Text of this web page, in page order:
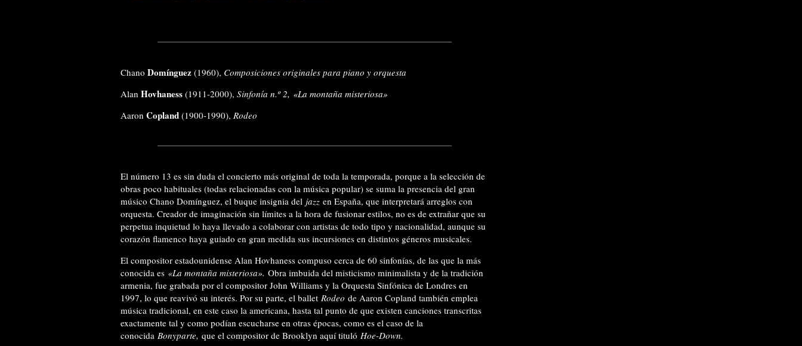
Chano Domínguez (1960), Composiciones originales para piano y orquesta
Alan Hovhaness (1911-2000), Sinfonía n.º 2, «La montaña misteriosa»
Aaron Copland (1900-1990), Rodeo
El número 13 es sin duda el concierto más original de toda la temporada, porque a la selección de
obras poco habituales (todas relacionadas con la música popular) se suma la presencia del gran
músico Chano Domínguez, el buque insignia del jazz en España, que interpretará arreglos con
orquesta. Creador de imaginación sin límites a la hora de fusionar estilos, no es de extrañar que su
perpetua inquietud lo haya llevado a colaborar con artistas de todo tipo y nacionalidad, aunque su
corazón flamenco haya guiado en gran medida sus incursiones en distintos géneros musicales.
El compositor estadounidense Alan Hovhaness compuso cerca de 60 sinfonías, de las que la más
conocida es «La montaña misteriosa». Obra imbuida del misticismo minimalista y de la tradición
armenia, fue grabada por el compositor John Williams y la Orquesta Sinfónica de Londres en
1997, lo que reavivó su interés. Por su parte, el ballet Rodeo de Aaron Copland también emplea
música tradicional, en este caso la americana, hasta tal punto de que existen canciones transcritas
exactamente tal y como podían escucharse en otras épocas, como es el caso de la
conocida Bonyparte, que el compositor de Brooklyn aquí tituló Hoe-Down.